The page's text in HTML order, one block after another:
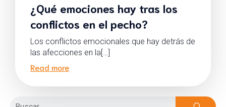
¿Qué emociones hay tras los
conflictos en el pecho?
Los conflictos emocionales que hay detrás de
las afecciones en la[…]
Read more